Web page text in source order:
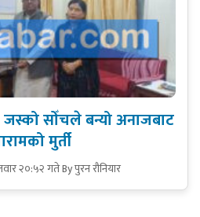
जस्को सोँचले बन्यो अनाजबाट
मुर्ती
२०:५२ गतेBy पुरन रौनियार